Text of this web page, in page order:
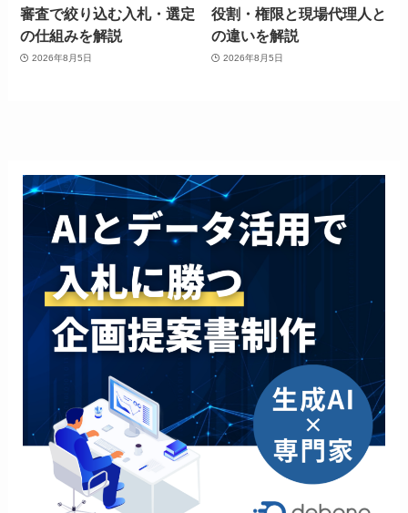
審査で絞り込む入札・選定
の仕組みを解説
2026年8月5日
役割・権限と現場代理人と
の違いを解説
2026年8月5日